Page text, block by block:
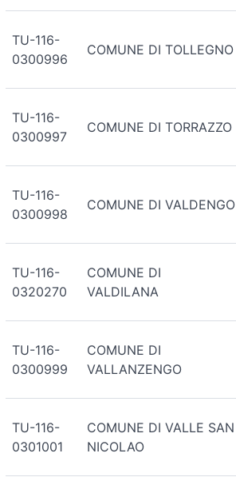
TU-116-
0300996
COMUNE DI TOLLEGNO
TU-116-
0300997
COMUNE DI TORRAZZO
TU-116-
0300998
COMUNE DI VALDENGO
TU-116-
0320270
COMUNE DI
VALDILANA
TU-116-
0300999
COMUNE DI
VALLANZENGO
TU-116-
0301001
COMUNE DI VALLE SAN
NICOLAO